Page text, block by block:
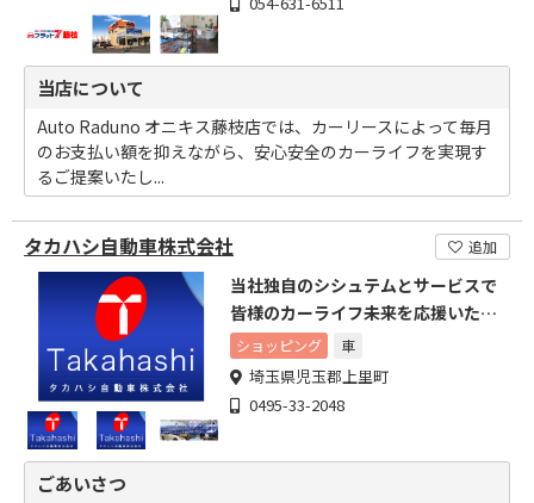
当店について
Auto Raduno オニキス藤枝店では、カーリースによって毎月
のお支払い額を抑えながら、安心安全のカーライフを実現す
るご提案いたし...
タカハシ自動車株式会社 追加
当社独自のシシュテムとサービスで
皆様のカーライフ未来を応援いたし
ます。
ショッピング 車
埼玉県児玉郡上里町
0495-33-2048
ごあいさつ